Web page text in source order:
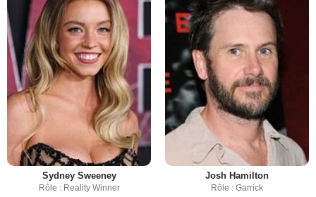
Sydney Sweeney
Rôle : Reality Winner
Josh Hamilton
Rôle : Garrick